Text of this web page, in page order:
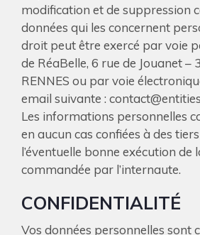
modification et de suppression
données qui les concernent
droit peut être exercé par voie
de RéaBelle, 6 rue de Jouanet –
RENNES ou par voie
email suivante :
Les informations personnelles
en aucun cas confiées à des
l’éventuelle bonne exécution de
commandée par l’internaute.
CONFIDENTIALITÉ
Vos données personnelles sont